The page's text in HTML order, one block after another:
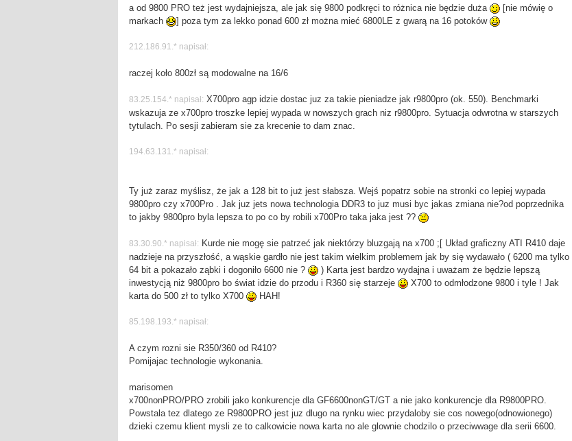
a od 9800 PRO też jest wydajniejsza, ale jak się 9800 podkręci to różnica nie będzie duża
[nie mówię o
markach
] poza tym za lekko ponad 600 zł można mieć 6800LE z gwarą na 16 potoków
212.186.91.* napisał:
raczej koło 800zł są modowalne na 16/6
83.25.154.* napisał: X700pro agp idzie dostac juz za takie pieniadze jak r9800pro (ok. 550). Benchmarki
wskazuja ze x700pro troszke lepiej wypada w nowszych grach niz r9800pro. Sytuacja odwrotna w starszych
tytulach. Po sesji zabieram sie za krecenie to dam znac.
194.63.131.* napisał:
Ty już zaraz myślisz, że jak a 128 bit to już jest słabsza. Wejś popatrz sobie na stronki co lepiej wypada
9800pro czy x700Pro . Jak juz jets nowa technologia DDR3 to juz musi byc jakas zmiana nie?od poprzednika
to jakby 9800pro byla lepsza to po co by robili x700Pro taka jaka jest ??
83.30.90.* napisał: Kurde nie mogę sie patrzeć jak niektórzy bluzgają na x700 ;[ Układ graficzny ATI R410 daje
nadzieje na przyszłość, a wąskie gardło nie jest takim wielkim problemem jak by się wydawało ( 6200 ma tylko
64 bit a pokazało ząbki i dogoniło 6600 nie ?
) Karta jest bardzo wydajna i uważam że będzie lepszą
inwestycją niż 9800pro bo świat idzie do przodu i R360 się starzeje
X700 to odmłodzone 9800 i tyle ! Jak
karta do 500 zł to tylko X700
HAH!
85.198.193.* napisał:
A czym rozni sie R350/360 od R410?
Pomijajac technologie wykonania.
marisomen
x700nonPRO/PRO zrobili jako konkurencje dla GF6600nonGT/GT a nie jako konkurencje dla R9800PRO.
Powstala tez dlatego ze R9800PRO jest juz dlugo na rynku wiec przydaloby sie cos nowego(odnowionego)
dzieki czemu klient mysli ze to calkowicie nowa karta no ale glownie chodzilo o przeciwwage dla serii 6600.